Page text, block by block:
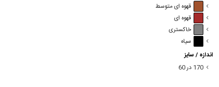
قهوه ای متوسط
قهوه ای
خاکستری
سیاه
اندازه / سایز
170 در 60